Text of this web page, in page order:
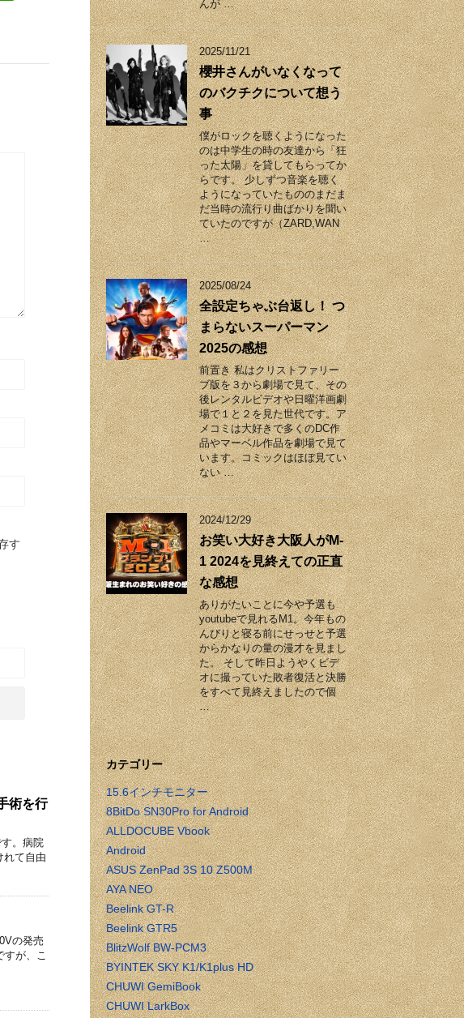
す
術を行
。病院
れて自由
の発売
すが、こ
んが …
2025/11/21
櫻井さんがいなくなって
のバクチクについて想う
事
僕がロックを聴くようになった
のは中学生の時の友達から「狂
った太陽」を貸してもらってか
らです。 少しずつ音楽を聴く
ようになっていたもののまだま
だ当時の流行り曲ばかりを聞い
ていたのですが（ZARD,WAN
…
2025/08/24
全設定ちゃぶ台返し！ つ
まらないスーパーマン
2025の感想
前置き 私はクリストファリー
ブ版を３から劇場で見て、その
後レンタルビデオや日曜洋画劇
場で１と２を見た世代です。ア
メコミは大好きで多くのDC作
品やマーベル作品を劇場で見て
います。コミックはほぼ見てい
ない …
2024/12/29
お笑い大好き大阪人がM-
1 2024を見終えての正直
な感想
ありがたいことに今や予選も
youtubeで見れるM1。今年もの
んびりと寝る前にせっせと予選
からかなりの量の漫才を見まし
た。 そして昨日ようやくビデ
オに撮っていた敗者復活と決勝
をすべて見終えましたので個
…
カテゴリー
15.6インチモニター
8BitDo SN30Pro for Android
ALLDOCUBE Vbook
Android
ASUS ZenPad 3S 10 Z500M
AYA NEO
Beelink GT-R
Beelink GTR5
BlitzWolf BW-PCM3
BYINTEK SKY K1/K1plus HD
CHUWI GemiBook
CHUWI LarkBox